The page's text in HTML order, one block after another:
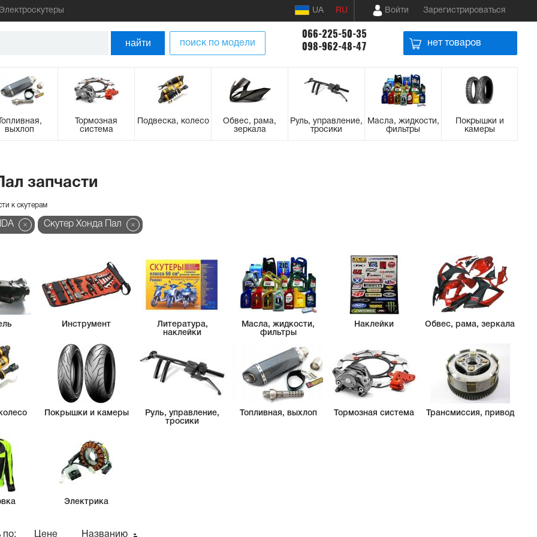
Электроскутеры UA RU Войти Зарегистрироваться
найти поиск по модели
066-225-50-35
098-962-48-47
нет товаров
выхлоп
Тормозная
система
Подвеска, колесо
Обвес, рама,
зеркала
Руль, управление,
тросики
Масла, жидкости,
фильтры
Покрышки и
камеры
запчасти
к скутерам
Скутер Хонда Пал
Инструмент
Литература,
наклейки
Масла, жидкости,
фильтры
Наклейки Обвес, рама, зеркала
Покрышки и камеры
Руль, управление,
тросики
Топливная, выхлоп Тормозная система Трансмиссия, привод
Электрика
по: Цене Названию